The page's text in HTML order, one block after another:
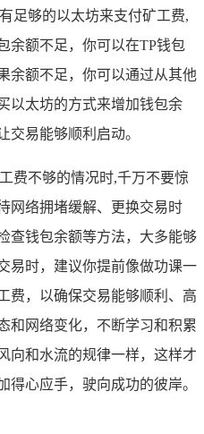
足够的以太坊来支付矿工费,
余额不足，你可以在TP钱包
余额不足，你可以通过从其他
以太坊的方式来增加钱包余
交易能够顺利启动。
费不够的情况时,千万不要惊
网络拥堵缓解、更换交易时
查钱包余额等方法，大多能够
易时，建议你提前像做功课一
费，以确保交易能够顺利、高
和网络变化，不断学习和积累
向和水流的规律一样，这样才
得心应手，驶向成功的彼岸。